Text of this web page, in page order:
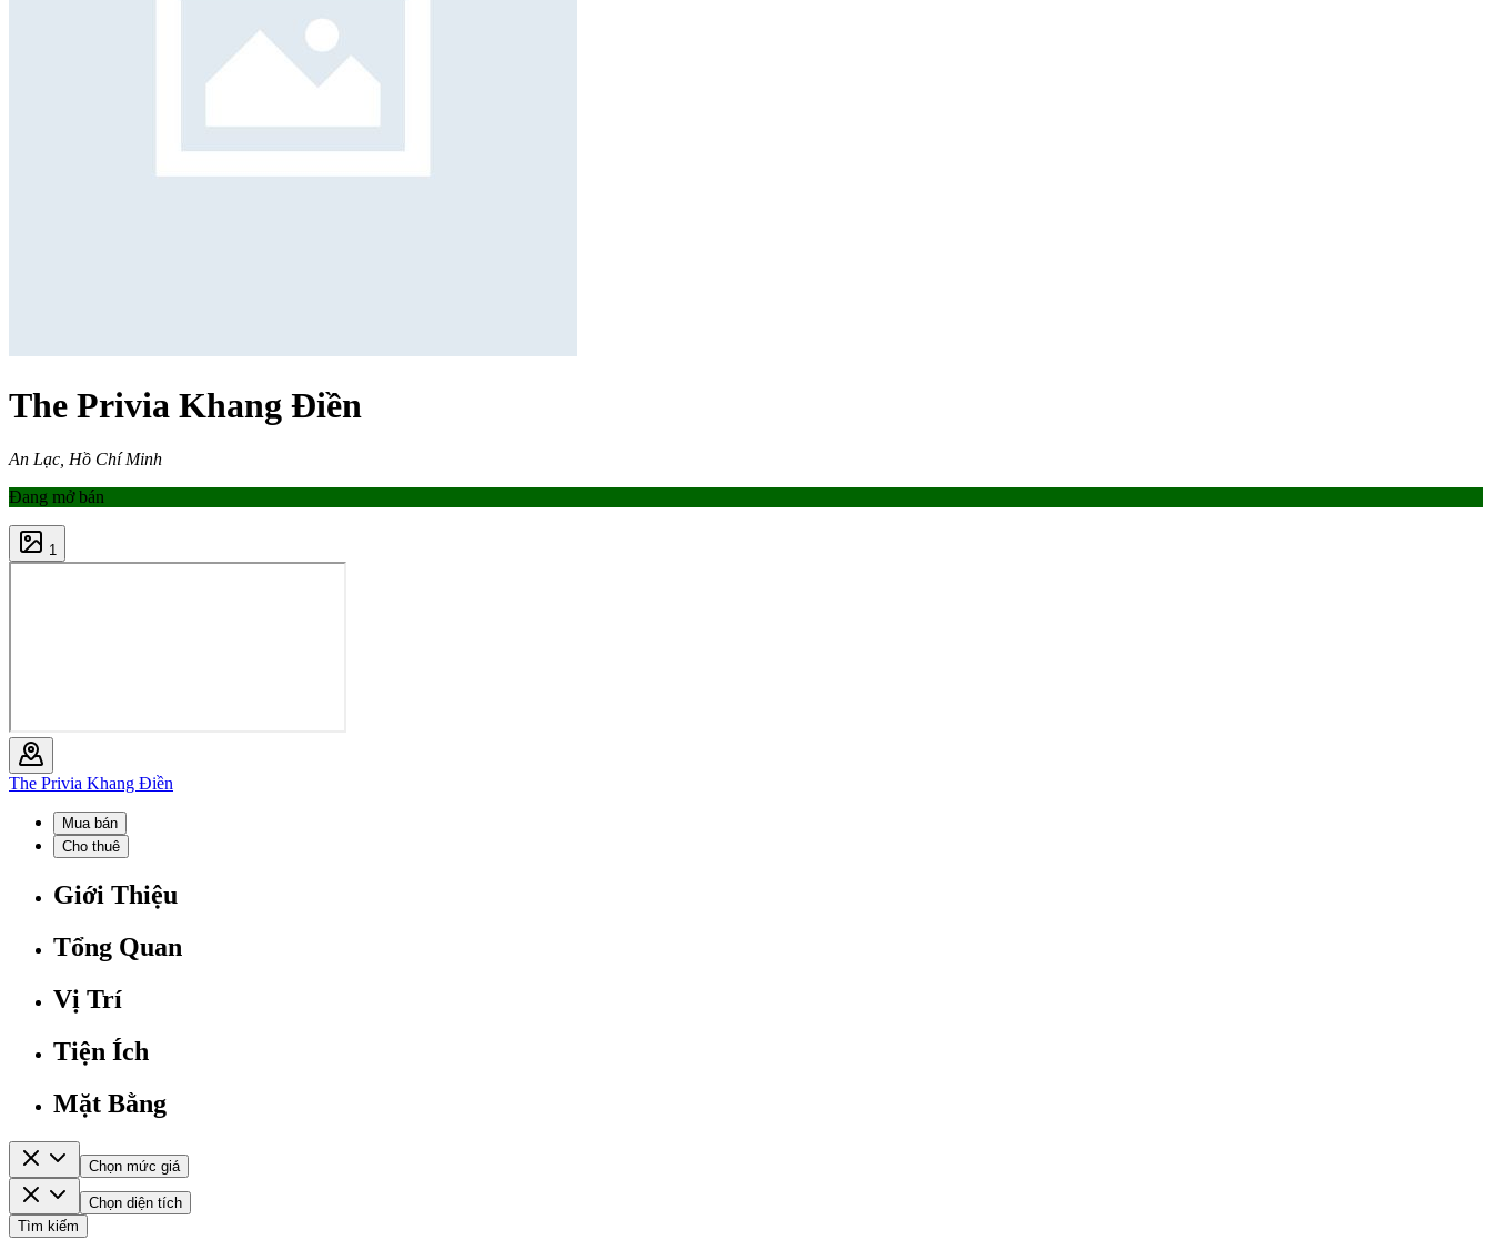
The Privia Khang Điền
An Lạc, Hồ Chí Minh
Đang mở bán
1
The Privia Khang Điền
Mua bán
Cho thuê
Giới Thiệu
Tổng Quan
Vị Trí
Tiện Ích
Mặt Bằng
Chọn mức giá
Chọn diện tích
Tìm kiếm